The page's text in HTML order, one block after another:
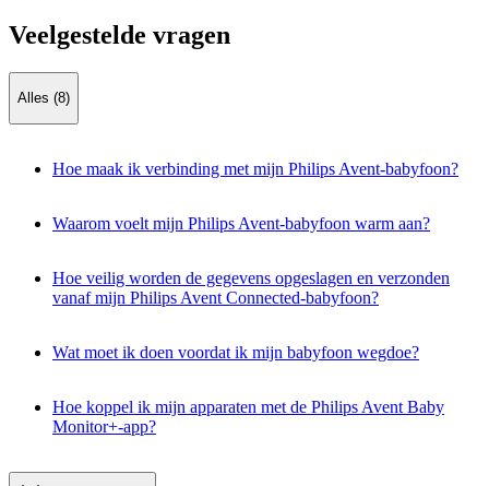
Veelgestelde vragen
Alles (8)
Hoe maak ik verbinding met mijn Philips Avent-babyfoon?
Waarom voelt mijn Philips Avent-babyfoon warm aan?
Hoe veilig worden de gegevens opgeslagen en verzonden
vanaf mijn Philips Avent Connected-babyfoon?
Wat moet ik doen voordat ik mijn babyfoon wegdoe?
Hoe koppel ik mijn apparaten met de Philips Avent Baby
Monitor+-app?